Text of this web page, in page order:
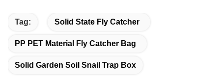
Tag: Solid State Fly Catcher
PP PET Material Fly Catcher Bag
Solid Garden Soil Snail Trap Box